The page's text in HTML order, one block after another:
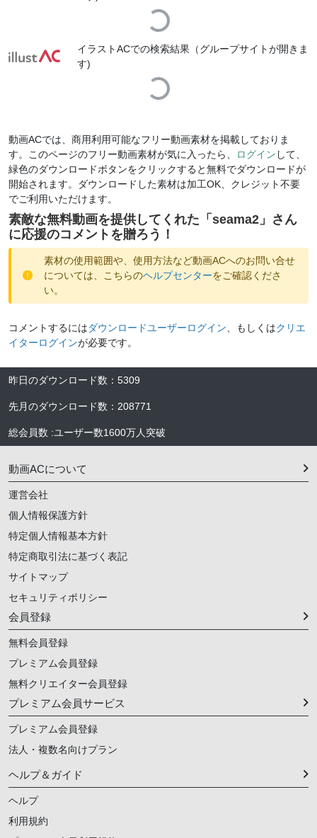
Loading...
イラストACでの検索結果（グループサイトが開きま
す)
Loading...
動画ACでは、商用利用可能なフリー動画素材を掲載しておりま
す。このページのフリー動画素材が気に入ったら、
ログイン して、
緑色のダウンロードボタンをクリックすると無料でダウンロードが
開始されます。ダウンロードした素材は加工OK、クレジット不要
でご利用いただけます。
素敵な無料動画を提供してくれた「 seama2 」さん
に応援のコメントを贈ろう！
素材の使用範囲や、使用方法など動画ACへのお問い合せ
については、こちらのヘルプセンターをご確認くださ
い。
コメントするにはダウンロードユーザーログイン 、もしくはクリエ
イターログインが必要です。
昨日のダウンロード数 ： 5309
先月のダウンロード数 ： 208771
総会員数 :ユーザー数1600万人 突破
動画ACについて
運営会社
個人情報保護方針
特定個人情報基本方針
特定商取引法に基づく表記
サイトマップ
セキュリティポリシー
会員登録
無料会員登録
プレミアム会員登録
無料クリエイター会員登録
プレミアム会員サービス
プレミアム会員登録
法人・複数名向けプラン
ヘルプ＆ガイド
ヘルプ
利用規約